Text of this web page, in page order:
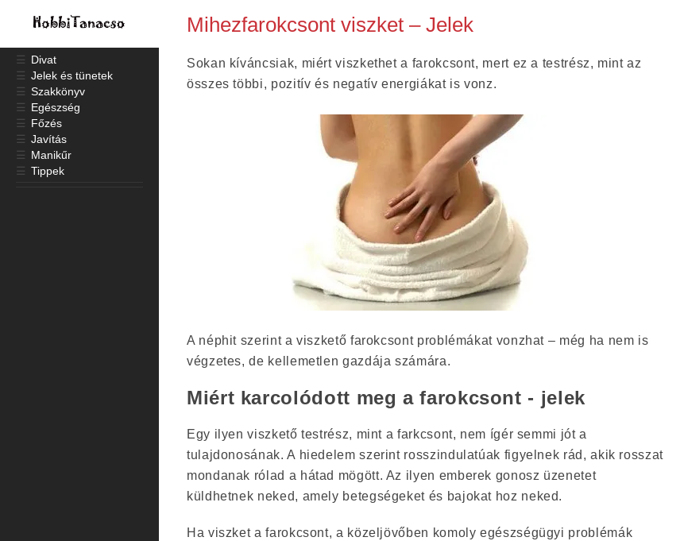
Mihezfarokcsont viszket – Jelek
Sokan kíváncsiak, miért viszkethet a farokcsont, mert ez a testrész, mint az
összes többi, pozitív és negatív energiákat is vonz.
A néphit szerint a viszkető farokcsont problémákat vonzhat – még ha nem is
végzetes, de kellemetlen gazdája számára.
Miért karcolódott meg a farokcsont - jelek
Egy ilyen viszkető testrész, mint a farkcsont, nem ígér semmi jót a
tulajdonosának. A hiedelem szerint rosszindulatúak figyelnek rád, akik rosszat
mondanak rólad a hátad mögött. Az ilyen emberek gonosz üzenetet
küldhetnek neked, amely betegségeket és bajokat hoz neked.
Ha viszket a farokcsont, a közeljövőben komoly egészségügyi problémák
☰ Divat
☰ Jelek és tünetek
☰ Szakkönyv
☰ Egészség
☰ Főzés
☰ Javítás
☰ Manikűr
☰ Tippek